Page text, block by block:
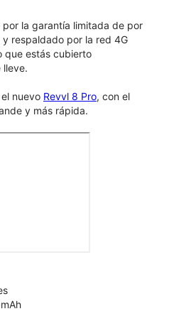
la garantía limitada de por
respaldado por la red 4G
que estás cubierto
lleve.
nuevo Revvl 8 Pro, con el
y más rápida.